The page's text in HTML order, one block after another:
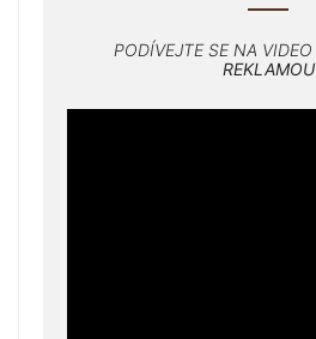
PODÍVEJTE SE NA VIDEO
REKLAMOU